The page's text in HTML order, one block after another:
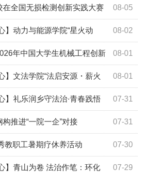
书写新时代航空青年法治答卷 08-05
全国无损检测创新实践大赛
08-02
】动力与能源学院“星火动
思政实践活动 08-01
年中国大学生机械工程创新
第十一届失效分析赛中获佳绩 08-01
】文法学院“法启安源・薪火
大思政实践活动 07-31
】礼乐润乡守法治·青春践悟
音乐学院开展暑期大思政实践活动07-31
推进“一院一企”对接
07-30
教职工暑期疗休养活动
07-29
】青山为卷 法治作笔：环化